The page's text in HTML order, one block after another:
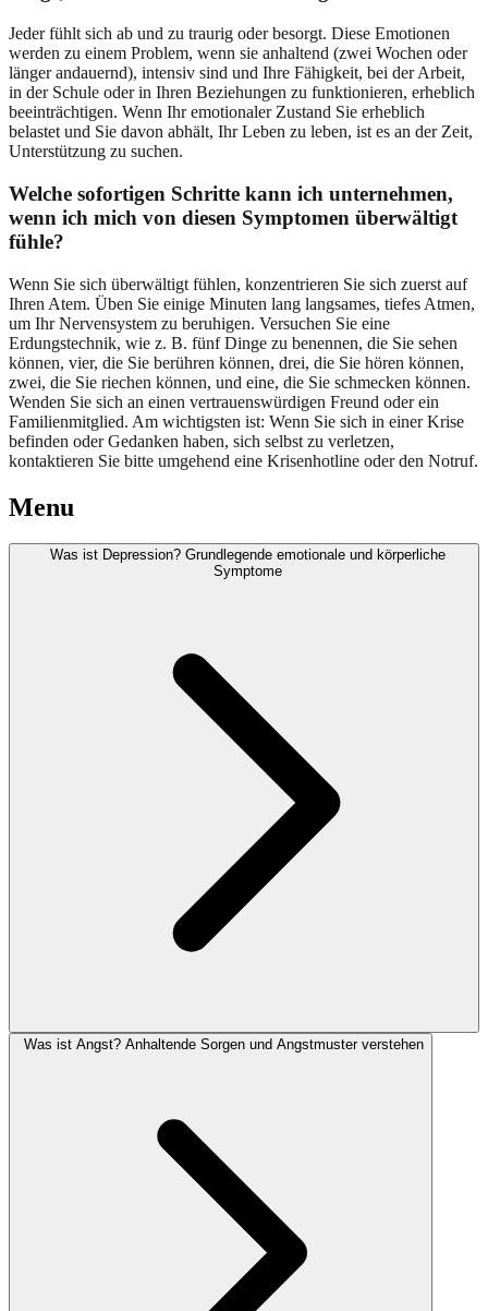
Jeder fühlt sich ab und zu traurig oder besorgt. Diese Emotionen
werden zu einem Problem, wenn sie anhaltend (zwei Wochen oder
länger andauernd), intensiv sind und Ihre Fähigkeit, bei der Arbeit,
in der Schule oder in Ihren Beziehungen zu funktionieren, erheblich
beeinträchtigen. Wenn Ihr emotionaler Zustand Sie erheblich
belastet und Sie davon abhält, Ihr Leben zu leben, ist es an der Zeit,
Unterstützung zu suchen.
Welche sofortigen Schritte kann ich unternehmen,
wenn ich mich von diesen Symptomen überwältigt
fühle?
Wenn Sie sich überwältigt fühlen, konzentrieren Sie sich zuerst auf
Ihren Atem. Üben Sie einige Minuten lang langsames, tiefes Atmen,
um Ihr Nervensystem zu beruhigen. Versuchen Sie eine
Erdungstechnik, wie z. B. fünf Dinge zu benennen, die Sie sehen
können, vier, die Sie berühren können, drei, die Sie hören können,
zwei, die Sie riechen können, und eine, die Sie schmecken können.
Wenden Sie sich an einen vertrauenswürdigen Freund oder ein
Familienmitglied. Am wichtigsten ist: Wenn Sie sich in einer Krise
befinden oder Gedanken haben, sich selbst zu verletzen,
kontaktieren Sie bitte umgehend eine Krisenhotline oder den Notruf.
Menu
Was ist Depression? Grundlegende emotionale und körperliche
Symptome
Was ist Angst? Anhaltende Sorgen und Angstmuster verstehen